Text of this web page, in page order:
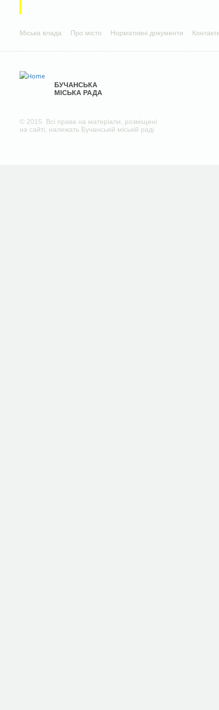
Міська влада Про місто Нормативні документи
БУЧАНСЬКА
МІСЬКА РАДА
© 2015. Всі права на матеріали, розміщені
на сайті, належать Бучанській міській раді